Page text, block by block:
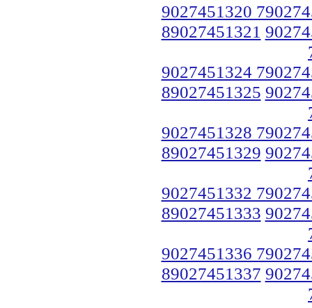
9027451320
89027451321
9027451324
89027451325
9027451328
89027451329
9027451332
89027451333
9027451336
89027451337